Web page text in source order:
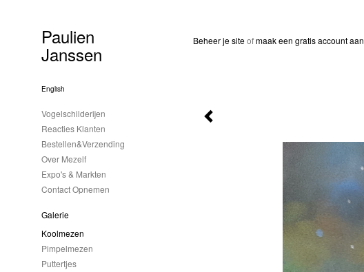
Beheer je siteofmaak een gratis account aan
Paulien
Janssen
English
Vogelschilderijen
Reacties Klanten
Bestellen&Verzending
Over Mezelf
Expo's & Markten
Contact Opnemen
Galerie
Koolmezen
Pimpelmezen
Puttertjes